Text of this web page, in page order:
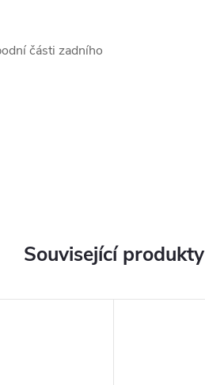
části zadního
Související produkty